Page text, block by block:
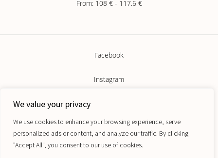
We value your privacy
We use cookies to enhance your browsing experience, serve
personalized ads or content, and analyze our traffic. By clicking
"Accept All", you consent to our use of cookies.
From: 108 € - 117.6 €
Facebook
Instagram
Shop
My Account
We invite you to join our newsletter for first access to new releases,
Email